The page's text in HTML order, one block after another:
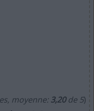
moyenne:3,20de 5)